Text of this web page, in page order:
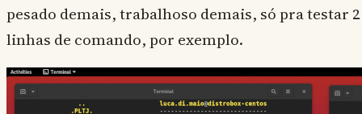
pesado demais, trabalhoso demais, só pra testar 2
linhas de comando, por exemplo.